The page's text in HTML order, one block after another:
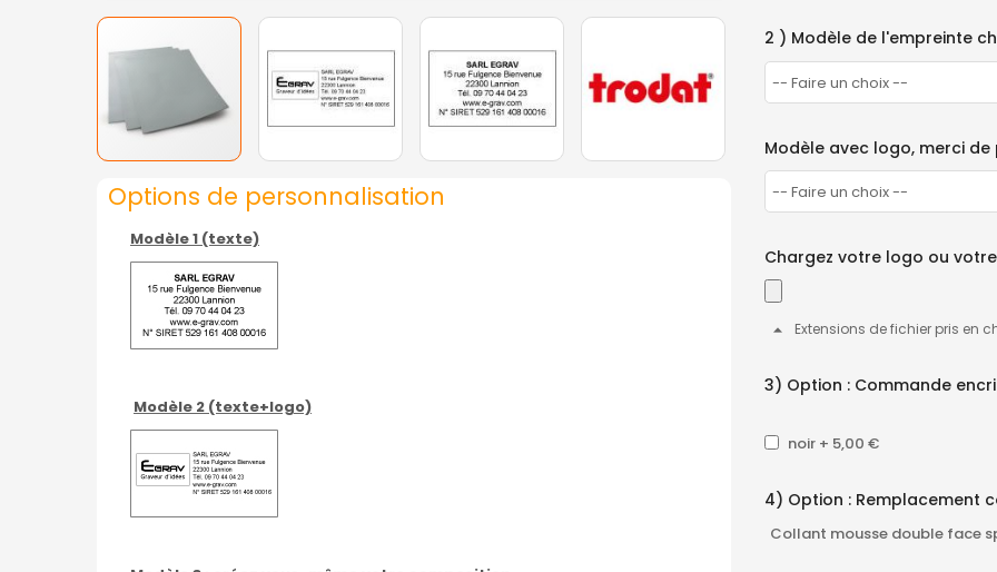
Options de personnalisation
Modèle 1 (texte)
Modèle 2 (texte+logo)
2 ) Modèle de l'empreinte
Modèle avec logo, merci
Chargez votre logo ou
Extensions de fichier pris en
3) Option : Commande
noir + 5,00 €
4) Option : Remplacement
Collant mousse double face